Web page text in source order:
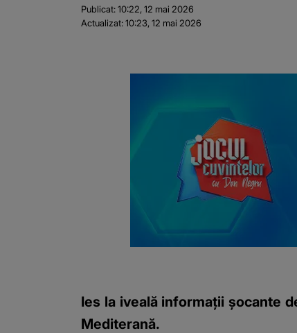
Publicat:10:22, 12 mai 2026
Actualizat:10:23, 12 mai 2026
Ies la iveală informații șocante
Mediterană.